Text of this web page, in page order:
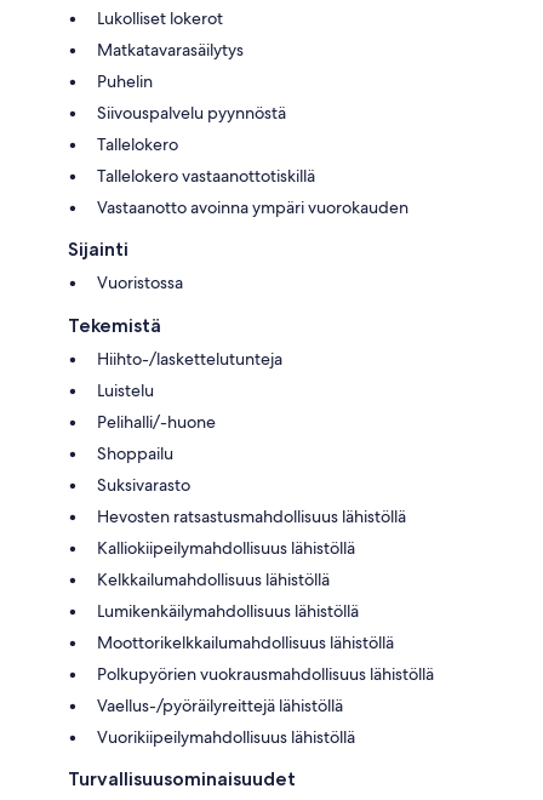
Lukolliset lokerot
Matkatavarasäilytys
Puhelin
Siivouspalvelu pyynnöstä
Tallelokero
Tallelokero vastaanottotiskillä
Vastaanotto avoinna ympäri vuorokauden
Sijainti
Vuoristossa
Tekemistä
Hiihto-/laskettelutunteja
Luistelu
Pelihalli/-huone
Shoppailu
Suksivarasto
Hevosten ratsastusmahdollisuus lähistöllä
Kalliokiipeilymahdollisuus lähistöllä
Kelkkailumahdollisuus lähistöllä
Lumikenkäilymahdollisuus lähistöllä
Moottorikelkkailumahdollisuus lähistöllä
Polkupyörien vuokrausmahdollisuus lähistöllä
Vaellus-/pyöräilyreittejä lähistöllä
Vuorikiipeilymahdollisuus lähistöllä
Turvallisuusominaisuudet